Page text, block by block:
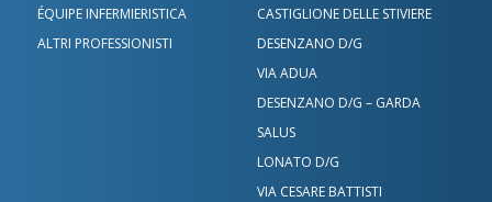
ÉQUIPE INFERMIERISTICA
ALTRI PROFESSIONISTI
CASTIGLIONE DELLE STIVIERE
DESENZANO D/G
VIA ADUA
DESENZANO D/G – GARDA
SALUS
LONATO D/G
VIA CESARE BATTISTI